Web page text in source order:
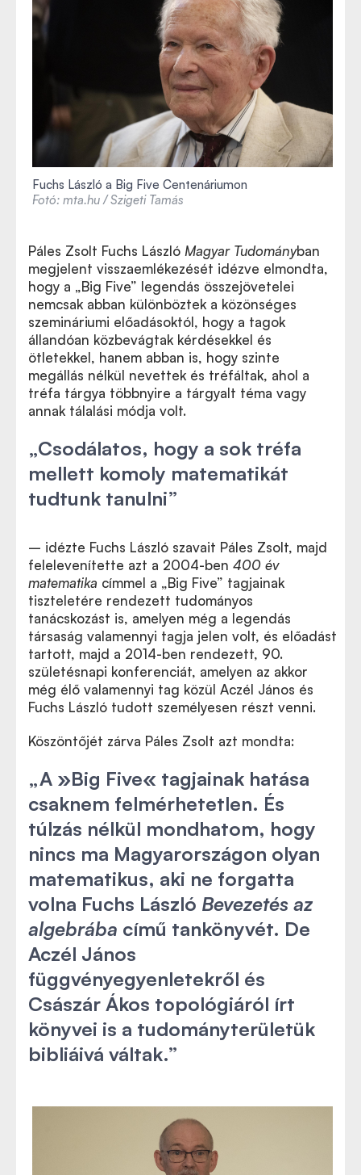
Fuchs László a Big Five Centenáriumon
Fotó: mta.hu / Szigeti Tamás
Páles Zsolt Fuchs László Magyar Tudományban
megjelent visszaemlékezését idézve elmondta,
hogy a „Big Five” legendás összejövetelei
nemcsak abban különböztek a közönséges
szemináriumi előadásoktól, hogy a tagok
állandóan közbevágtak kérdésekkel és
ötletekkel, hanem abban is, hogy szinte
megállás nélkül nevettek és tréfáltak, ahol a
tréfa tárgya többnyire a tárgyalt téma vagy
annak tálalási módja volt.
„Csodálatos, hogy a sok tréfa
mellett komoly matematikát
tudtunk tanulni”
– idézte Fuchs László szavait Páles Zsolt, majd
felelevenítette azt a 2004-ben 400 év
matematika címmel a „Big Five” tagjainak
tiszteletére rendezett tudományos
tanácskozást is, amelyen még a legendás
társaság valamennyi tagja jelen volt, és előadást
tartott, majd a 2014-ben rendezett, 90.
születésnapi konferenciát, amelyen az akkor
még élő valamennyi tag közül Aczél János és
Fuchs László tudott személyesen részt venni.
Köszöntőjét zárva Páles Zsolt azt mondta:
„A »Big Five« tagjainak hatása
csaknem felmérhetetlen. És
túlzás nélkül mondhatom, hogy
nincs ma Magyarországon olyan
matematikus, aki ne forgatta
volna Fuchs László Bevezetés az
algebrába című tankönyvét. De
Aczél János
függvényegyenletekről és
Császár Ákos topológiáról írt
könyvei is a tudományterületük
bibliáivá váltak.”